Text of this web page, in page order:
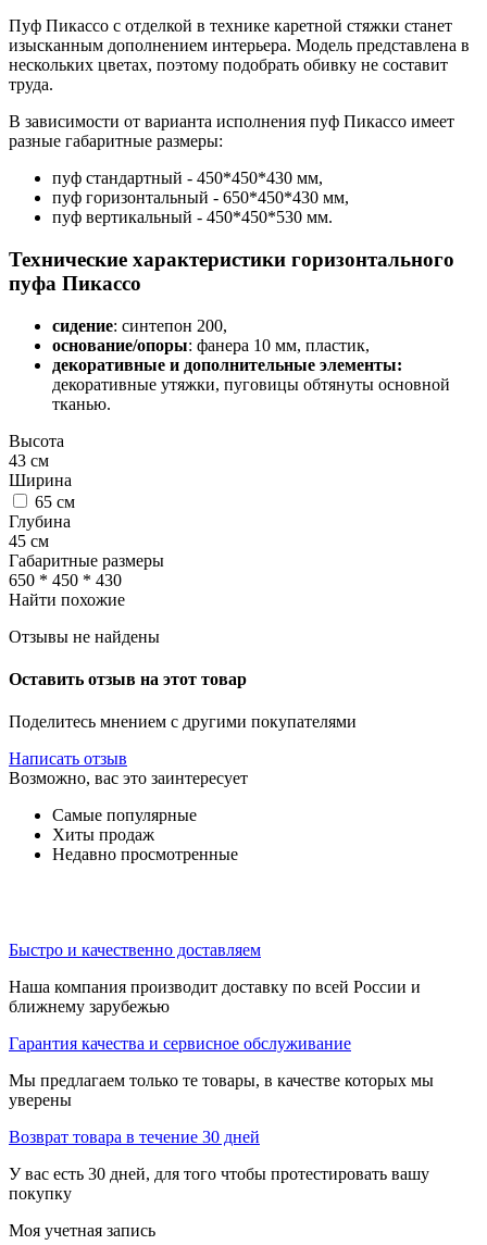
Пуф Пикассо с отделкой в технике каретной стяжки станет
изысканным дополнением интерьера. Модель представлена в
нескольких цветах, поэтому подобрать обивку не составит
труда.
В зависимости от варианта исполнения пуф Пикассо имеет
разные габаритные размеры:
пуф стандартный - 450*450*430 мм,
пуф горизонтальный - 650*450*430 мм,
пуф вертикальный - 450*450*530 мм.
Технические характеристики горизонтального
пуфа Пикассо
сидение: синтепон 200,
основание/опоры: фанера 10 мм, пластик,
декоративные и дополнительные элементы:
декоративные утяжки, пуговицы обтянуты основной
тканью.
Высота
43 см
Ширина
65 см
Глубина
45 см
Габаритные размеры
650 * 450 * 430
Найти похожие
Отзывы не найдены
Оставить отзыв на этот товар
Поделитесь мнением с другими покупателями
Написать отзыв
Возможно, вас это заинтересует
Самые популярные
Хиты продаж
Недавно просмотренные
Быстро и качественно доставляем
Наша компания производит доставку по всей России и
ближнему зарубежью
Гарантия качества и сервисное обслуживание
Мы предлагаем только те товары, в качестве которых мы
уверены
Возврат товара в течение 30 дней
У вас есть 30 дней, для того чтобы протестировать вашу
покупку
Моя учетная запись